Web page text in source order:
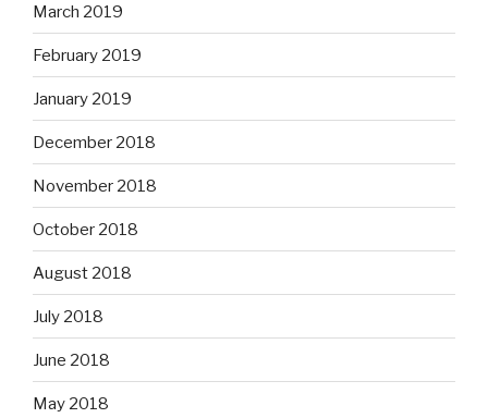
March 2019
February 2019
January 2019
December 2018
November 2018
October 2018
August 2018
July 2018
June 2018
May 2018